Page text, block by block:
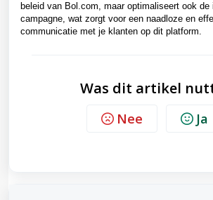
beleid van Bol.com, maar optimaliseert ook
campagne, wat zorgt voor een naadloze en
communicatie met je klanten op dit platform.
Was dit artikel
Nee Ja